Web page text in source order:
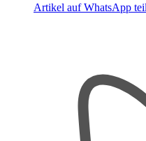
Artikel auf WhatsApp